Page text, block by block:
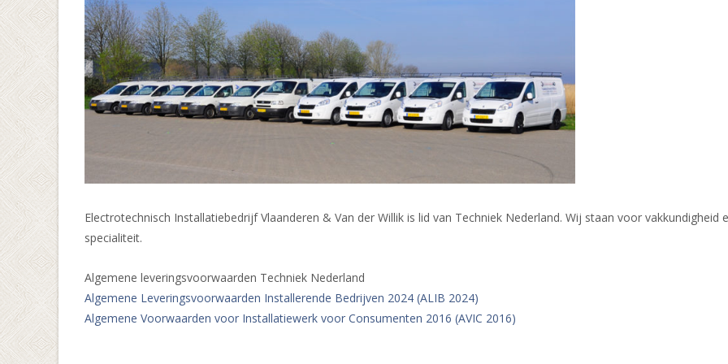
Electrotechnisch Installatiebedrijf Vlaanderen & Van der Willik is lid van Techniek Nederland. Wij staan voor vakkundigheid
specialiteit.
Algemene leveringsvoorwaarden Techniek Nederland
Algemene Leveringsvoorwaarden Installerende Bedrijven 2024 (ALIB 2024)
Algemene Voorwaarden voor Installatiewerk voor Consumenten 2016 (AVIC 2016)